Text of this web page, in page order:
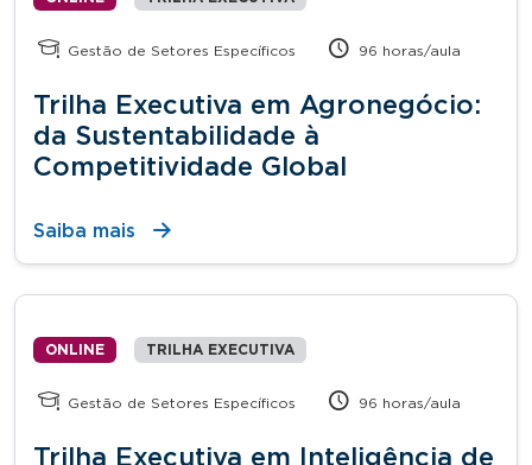
Gestão de Setores Específicos 96 horas/aula
Trilha Executiva em Agronegócio:
da Sustentabilidade à
Competitividade Global
Saiba mais
ONLINE TRILHA EXECUTIVA
Gestão de Setores Específicos 96 horas/aula
Trilha Executiva em Inteligência de